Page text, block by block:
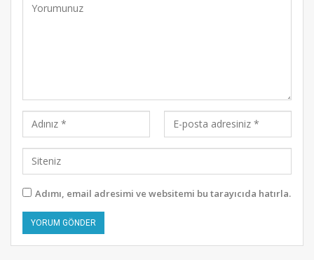
Adımı, email adresimi ve websitemi bu tarayıcıda hatırla.